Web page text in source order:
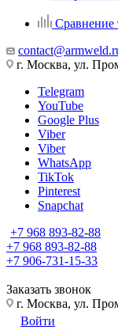
Сравнение
г. Москва, ул.
Telegram
YouTube
Google Plus
Viber
Viber
WhatsApp
TikTok
Pinterest
Snapchat
+7 968 893-82-88
+7 968 893-82-88
+7 906-731-15-33
Заказать звонок
г. Москва, ул.
Войти